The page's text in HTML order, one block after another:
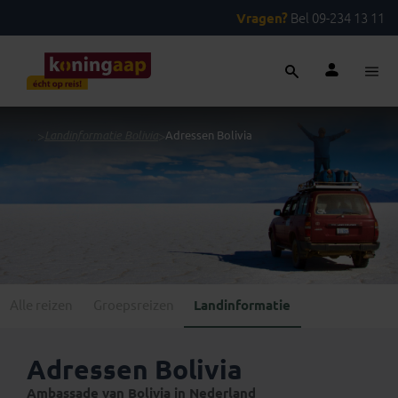
Vragen? Bel 09-234 13 11
Adressen Bolivia
Landinformatie
Adressen Bolivia
Ambassade van Bolivia in Nederland